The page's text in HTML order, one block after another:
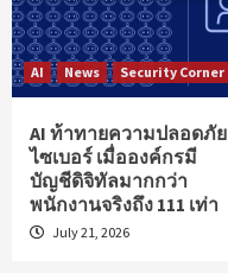
AI News Security Corner
AI ท้าทายความปลอดภัย
ไซเบอร์ เมื่อองค์กรมี
บัญชีดิจิทัลมากกว่า
พนักงานจริงถึง 111 เท่า
July 21, 2026